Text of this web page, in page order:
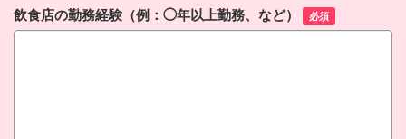
飲食店の勤務経験（例：◯年以上勤務、など） 必須